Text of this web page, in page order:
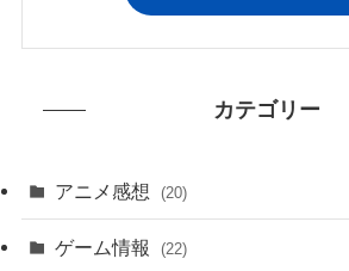
カテゴリー
アニメ感想 (20)
ゲーム情報 (22)